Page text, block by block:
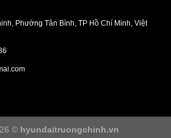
Phường Tân Bình, TP Hồ Chí Minh, Việt
© hyundaitruongchinh.vn